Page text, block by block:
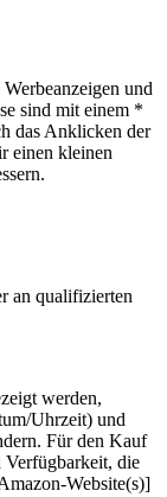
und
sind mit einem *
das Anklicken der
einen kleinen
an qualifizierten
werden,
Uhrzeit) und
Für den Kauf
Verfügbarkeit, die
Website(s)]